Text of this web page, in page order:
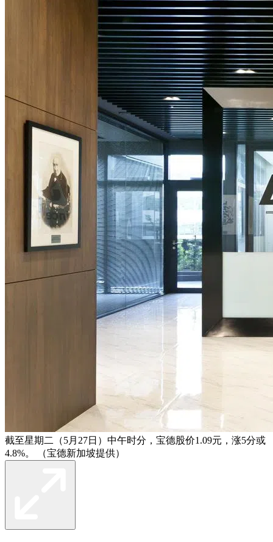
截至星期二（5月27日）中午时分，宝德股价1.09元，涨5分或
4.8%。 （宝德新加坡提供）